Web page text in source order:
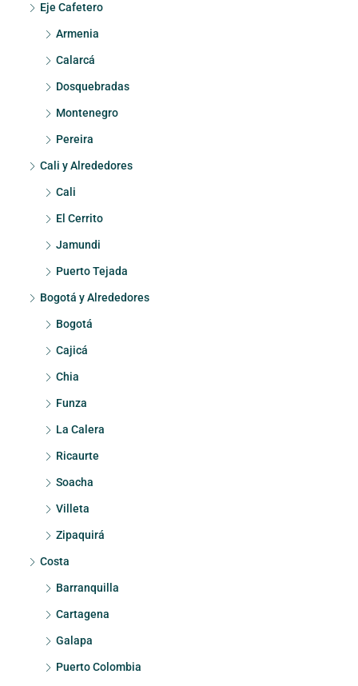
Eje Cafetero
Armenia
Calarcá
Dosquebradas
Montenegro
Pereira
Cali y Alrededores
Cali
El Cerrito
Jamundi
Puerto Tejada
Bogotá y Alrededores
Bogotá
Cajicá
Chia
Funza
La Calera
Ricaurte
Soacha
Villeta
Zipaquirá
Costa
Barranquilla
Cartagena
Galapa
Puerto Colombia